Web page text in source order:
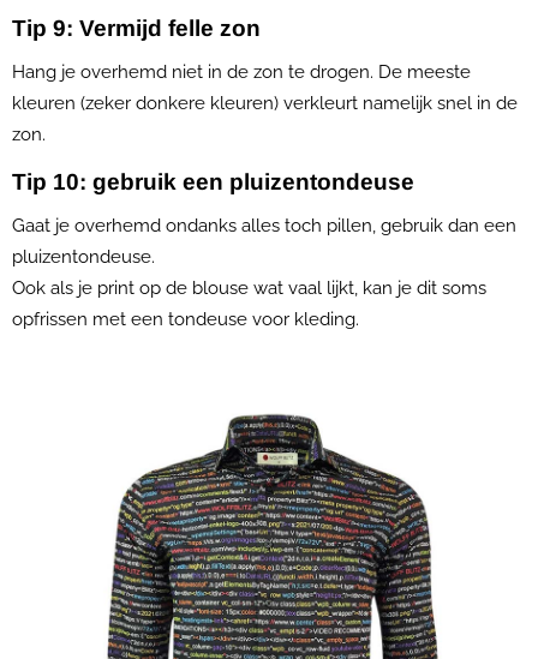
Tip 9: Vermijd felle zon
Hang je overhemd niet in de zon te drogen. De meeste
kleuren (zeker donkere kleuren) verkleurt namelijk snel in de
zon.
Tip 10: gebruik een pluizentondeuse
Gaat je overhemd ondanks alles toch pillen, gebruik dan een
pluizentondeuse.
Ook als je print op de blouse wat vaal lijkt, kan je dit soms
opfrissen met een tondeuse voor kleding.